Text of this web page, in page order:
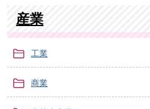
産業
工業
商業